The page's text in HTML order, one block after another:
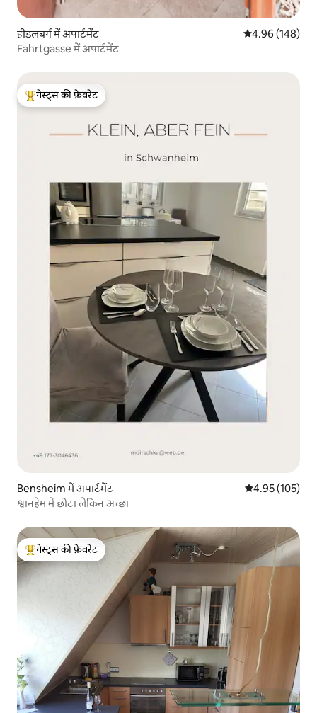
हीडलबर्ग में अपार्टमेंट औसत रेटिंग 5 में से
4.96 (148)
Fahrtgasse में अपार्टमेंट
गेस्ट्स का टॉप फ़ेवरेट
गेस्ट्स की फ़ेवरेट
Bensheim में अपार्टमेंट औसत रेटिंग 5 में से
4.95 (105)
श्वानहेम में छोटा लेकिन अच्छा
गेस्ट्स का टॉप फ़ेवरेट
गेस्ट्स की फ़ेवरेट